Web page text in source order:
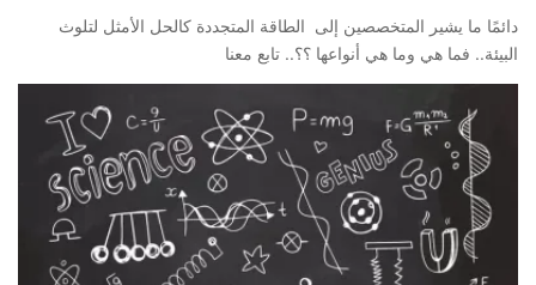
دائمًا ما يشير المتخصصين إلى الطاقة المتجددة كالحل الأمثل لتلوث
البيئة.. فما هي وما هي أنواعها ؟؟.. تابع معنا